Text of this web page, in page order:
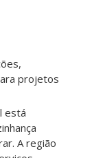
projetos
está
A região